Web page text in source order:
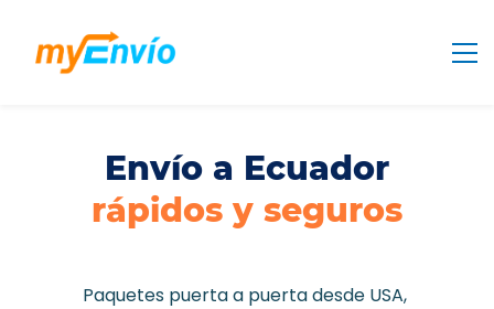
Envío a Ecuador
rápidos y seguros
Paquetes puerta a puerta desde USA,